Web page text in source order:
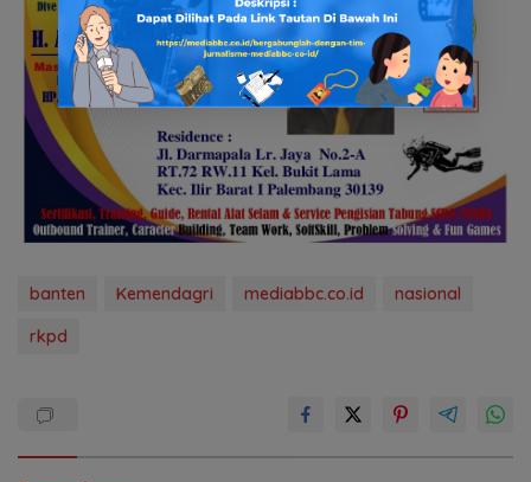
banten Kemendagri mediabbc.co.id
nasional
rkpd